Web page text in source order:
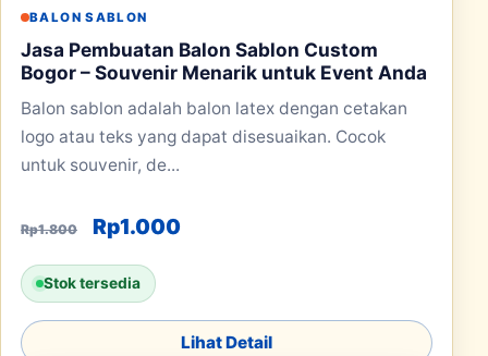
BALON SABLON
Jasa Pembuatan Balon Sablon Custom
Bogor – Souvenir Menarik untuk Event Anda
Balon sablon adalah balon latex dengan cetakan
logo atau teks yang dapat disesuaikan. Cocok
untuk souvenir, de...
Rp1.800 Harga aslinya adalah: Rp1.800.
Rp1.000Harga saat ini adalah:
Stok tersedia
Lihat Detail